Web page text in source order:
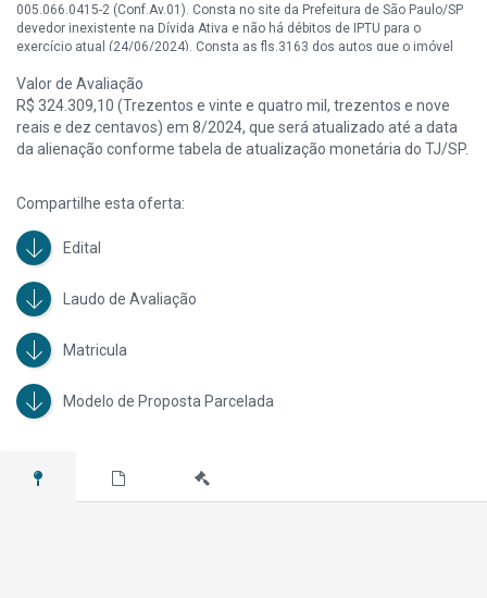
005.066.0415-2 (Conf.Av.01). Consta no site da Prefeitura de São Paulo/SP
devedor inexistente na Dívida Ativa e não há débitos de IPTU para o
exercício atual (24/06/2024). Consta as fls.3163 dos autos que o imóvel
11.780.241,41 (abril/2024).
Valor de Avaliação
R$ 324.309,10 (Trezentos e vinte e quatro mil, trezentos e nove
reais e dez centavos) em 8/2024, que será atualizado até a data
da alienação conforme tabela de atualização monetária do TJ/SP.
Compartilhe esta oferta:
Edital
Laudo de Avaliação
Matricula
Modelo de Proposta Parcelada